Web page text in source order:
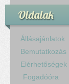
Oldalak
Állásajánlatok
Bemutatkozás
Elérhetőségek
Fogadóóra